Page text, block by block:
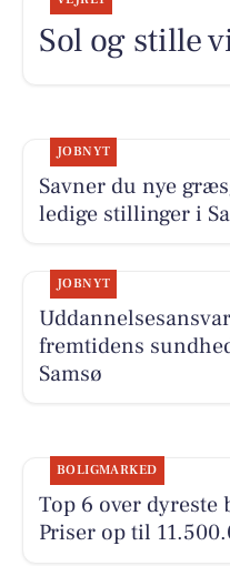
Sol og stille
JOBNYT
Savner du nye
ledige stillinger i
JOBNYT
fremtidens
Samsø
BOLIGMARKED
Top 6 over dyreste
Priser op til